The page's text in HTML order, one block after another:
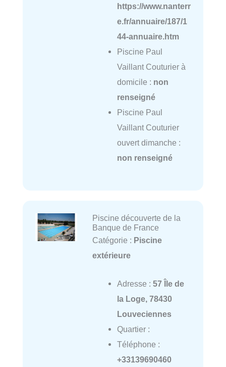
https://www.nanterr
e.fr/annuaire/187/1
44-annuaire.htm
Piscine Paul
Vaillant Couturier à
domicile : non
renseigné
Piscine Paul
Vaillant Couturier
ouvert dimanche :
non renseigné
Piscine découverte de la
Banque de France
Catégorie : Piscine
extérieure
Adresse : 57 Île de
la Loge, 78430
Louveciennes
Quartier :
Téléphone :
+33139690460